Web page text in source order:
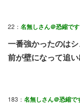
22： 名無しさん＠恐縮です
一番強かったのは
前が壁になって追
183： 名無しさん＠恐縮で